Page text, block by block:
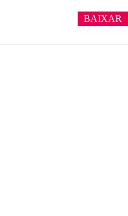
BAIXAR